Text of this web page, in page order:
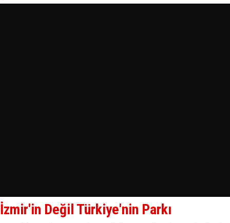
Dikili'de
İzmir'in Değil Türkiye'nin Parkı